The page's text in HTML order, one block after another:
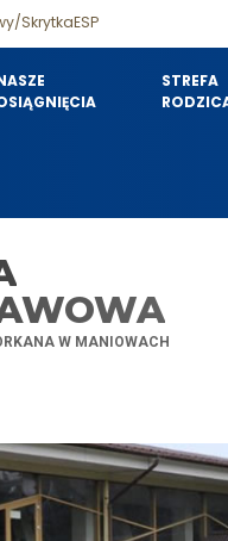
SkrytkaESP
STREFA
W MANIOWACH